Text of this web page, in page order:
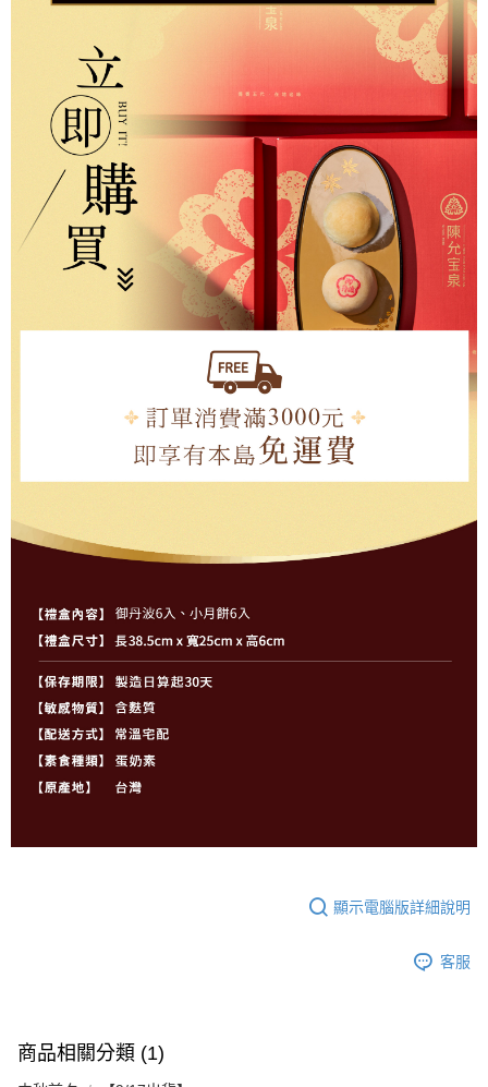
顯示電腦版詳細說明
客服
商品相關分類 (1)